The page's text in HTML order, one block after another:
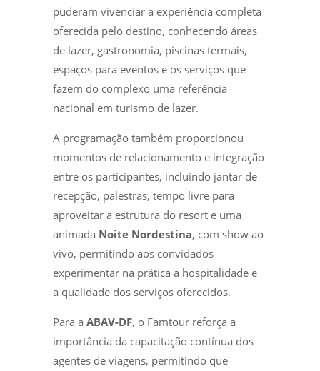
puderam vivenciar a experiência completa
oferecida pelo destino, conhecendo áreas
de lazer, gastronomia, piscinas termais,
espaços para eventos e os serviços que
fazem do complexo uma referência
nacional em turismo de lazer.
A programação também proporcionou
momentos de relacionamento e integração
entre os participantes, incluindo jantar de
recepção, palestras, tempo livre para
aproveitar a estrutura do resort e uma
animada Noite Nordestina, com show ao
vivo, permitindo aos convidados
experimentar na prática a hospitalidade e
a qualidade dos serviços oferecidos.
Para a ABAV-DF, o Famtour reforça a
importância da capacitação contínua dos
agentes de viagens, permitindo que